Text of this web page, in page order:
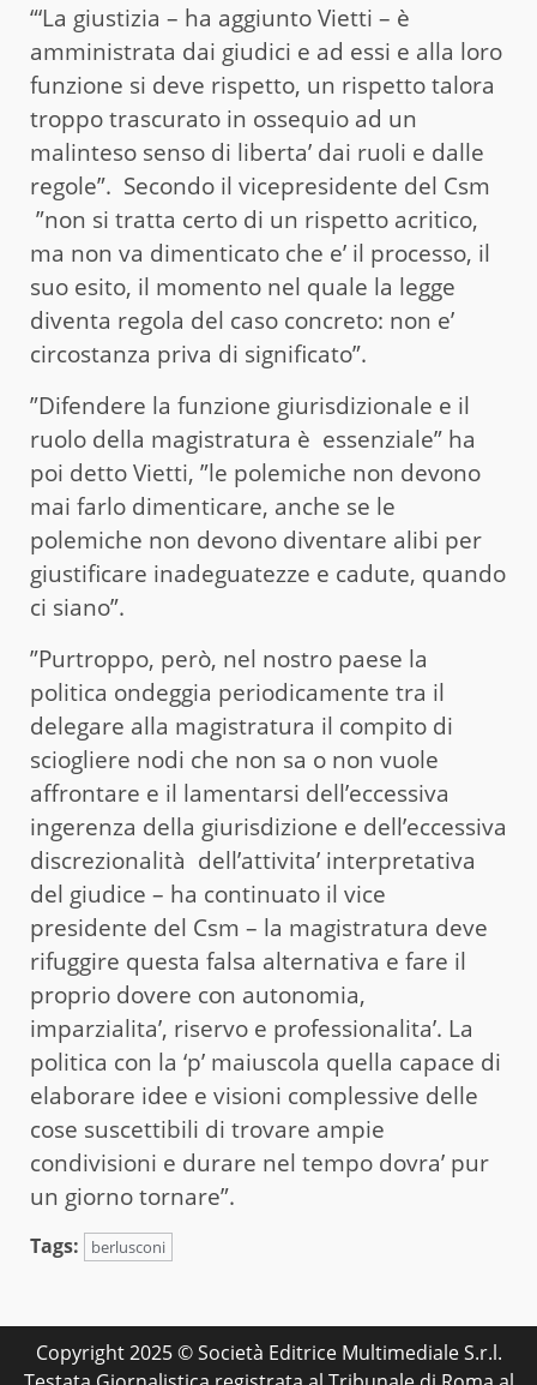
“‘La giustizia – ha aggiunto Vietti – è
amministrata dai giudici e ad essi e alla loro
funzione si deve rispetto, un rispetto talora
troppo trascurato in ossequio ad un
malinteso senso di liberta’ dai ruoli e dalle
regole”. Secondo il vicepresidente del Csm
”non si tratta certo di un rispetto acritico,
ma non va dimenticato che e’ il processo, il
suo esito, il momento nel quale la legge
diventa regola del caso concreto: non e’
circostanza priva di significato”.
”Difendere la funzione giurisdizionale e il
ruolo della magistratura è essenziale” ha
poi detto Vietti, ”le polemiche non devono
mai farlo dimenticare, anche se le
polemiche non devono diventare alibi per
giustificare inadeguatezze e cadute, quando
ci siano”.
”Purtroppo, però, nel nostro paese la
politica ondeggia periodicamente tra il
delegare alla magistratura il compito di
sciogliere nodi che non sa o non vuole
affrontare e il lamentarsi dell’eccessiva
ingerenza della giurisdizione e dell’eccessiva
discrezionalità dell’attivita’ interpretativa
del giudice – ha continuato il vice
presidente del Csm – la magistratura deve
rifuggire questa falsa alternativa e fare il
proprio dovere con autonomia,
imparzialita’, riservo e professionalita’. La
politica con la ‘p’ maiuscola quella capace di
elaborare idee e visioni complessive delle
cose suscettibili di trovare ampie
condivisioni e durare nel tempo dovra’ pur
un giorno tornare”.
Tags: berlusconi
Copyright 2025 © Società Editrice Multimediale S.r.l.